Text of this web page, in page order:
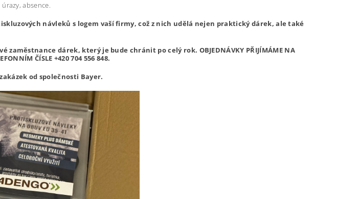
absence.
návleků s logem vaší firmy, což z nich udělá nejen praktický dárek, ale také
zaměstnance dárek, který je bude chránit po celý rok. OBJEDNÁVKY PŘIJÍMÁME NA
ČÍSLE +420 704 556 848.
od společnosti Bayer.